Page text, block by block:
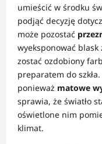
umieścić w środku
podjąć decyzję
może pozostać
wyeksponować
zostać ozdobiony
preparatem do
ponieważ matowe
sprawia, że światło
oświetlone nim
klimat.